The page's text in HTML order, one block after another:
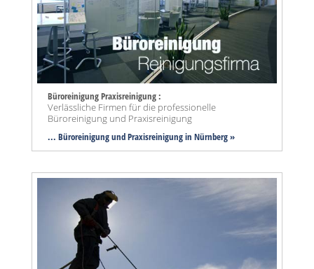
Büroreinigung Praxisreinigung :
Verlässliche Firmen für die professionelle
Büroreinigung und Praxisreinigung
... Büroreinigung und Praxisreinigung in Nürnberg »